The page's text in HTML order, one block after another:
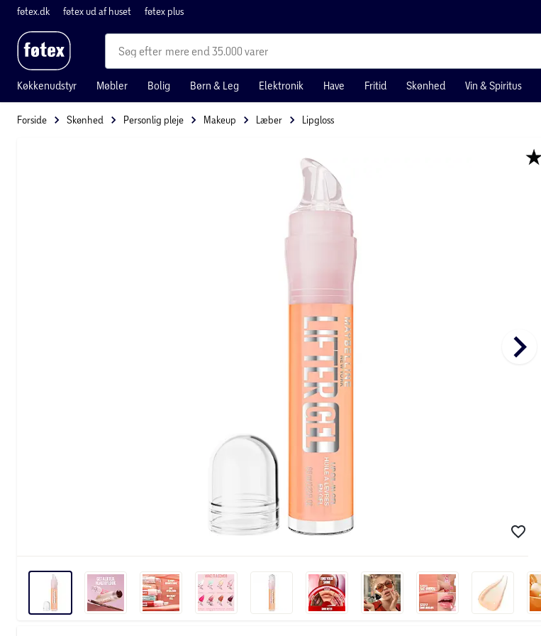
føtex.dk føtex ud af huset føtex plus
mere end 35.000 varer
Køkkenudstyr Møbler Bolig Børn & Leg Elektronik Have Fritid Skønhed Vin & Spiritus
Forside Skønhed Personlig pleje Makeup Læber Lipgloss
keyboard_arrow_right